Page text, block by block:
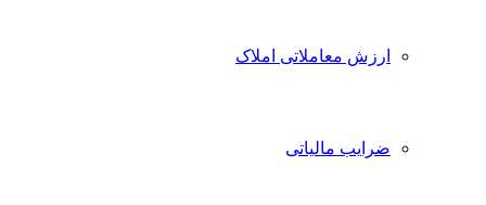
ارزش معاملاتی املاک
ضرایب مالیاتی